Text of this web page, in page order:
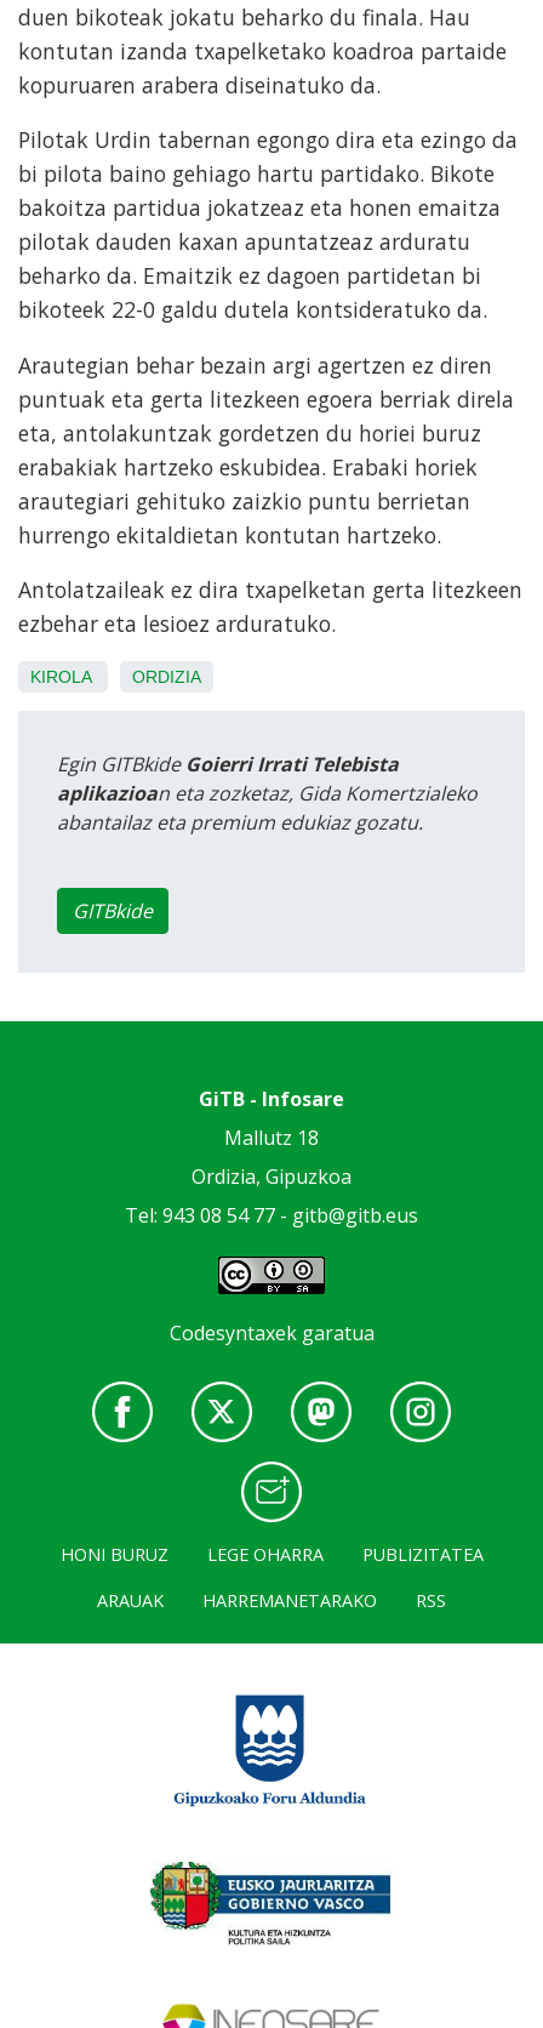
duen bikoteak jokatu beharko du finala. Hau
kontutan izanda txapelketako koadroa partaide
kopuruaren arabera diseinatuko da.
Pilotak Urdin tabernan egongo dira eta ezingo da
bi pilota baino gehiago hartu partidako. Bikote
bakoitza partidua jokatzeaz eta honen emaitza
pilotak dauden kaxan apuntatzeaz arduratu
beharko da. Emaitzik ez dagoen partidetan bi
bikoteek 22-0 galdu dutela kontsideratuko da.
Arautegian behar bezain argi agertzen ez diren
puntuak eta gerta litezkeen egoera berriak direla
eta, antolakuntzak gordetzen du horiei buruz
erabakiak hartzeko eskubidea. Erabaki horiek
arautegiari gehituko zaizkio puntu berrietan
hurrengo ekitaldietan kontutan hartzeko.
Antolatzaileak ez dira txapelketan gerta litezkeen
ezbehar eta lesioez arduratuko.
KIROLA ORDIZIA
Egin GITBkide Goierri Irrati Telebista
aplikazioan eta zozketaz, Gida Komertzialeko
abantailaz eta premium edukiaz gozatu.
GITBkide
GiTB - Infosare
Mallutz 18
Ordizia, Gipuzkoa
Tel: 943 08 54 77 - gitb@gitb.eus
Codesyntaxek garatua
HONI BURUZ LEGE OHARRA
PUBLIZITATEA
ARAUAK
HARREMANETARAKO RSS